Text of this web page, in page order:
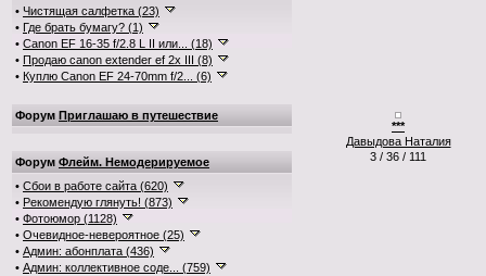
• Чистящая салфетка (23)
• Где брать бумагу? (1)
• Canon EF 16-35 f/2.8 L II или... (18)
• Продаю canon extender ef 2x III (8)
• Куплю Canon EF 24-70mm f/2... (6)
Форум Приглашаю в путешествие
Форум Флейм. Немодерируемое
• Сбои в работе сайта (620)
• Рекомендую глянуть! (873)
• Фотоюмор (1128)
• Очевидное-невероятное (25)
• Админ: абонплата (436)
• Админ: коллективное соде... (759)
***
Давыдова Наталия
3 / 36 / 111